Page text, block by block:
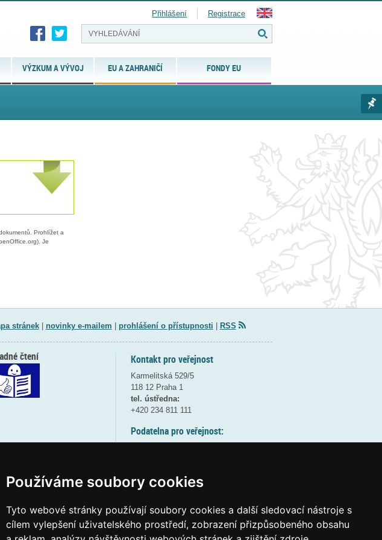
Používáme soubory cookies
Tyto webové stránky používají soubory cookies a další sledovací nástroje s
cílem vylepšení uživatelského prostředí, zobrazení přizpůsobeného obsahu
VÝZKUM A VÝVOJ EU A ZAHRANIČÍ FONDY EU
Přihlášení Registrace
Prohlížet a
Je
stránek| novinky e-mailem prohlášení o přístupnosti RSS
Kontakt pro veřejnost
Karmelitská 529/5
118 12 Praha 1
tel. ústředna:
+420 234 811 111
Podatelna pro veřejnost:
(více informací
Elektronická podatelna:
čtení